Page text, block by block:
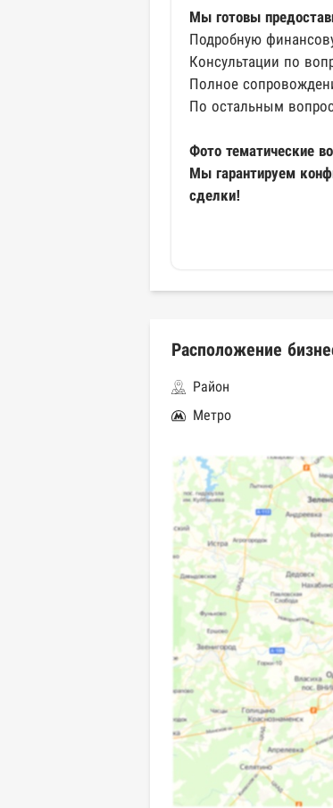
Мы готовы
Подробную
Консультации по
Полное
По остальным
Фото тематические
Мы гарантируем
сделки!
Расположение
Район
Метро